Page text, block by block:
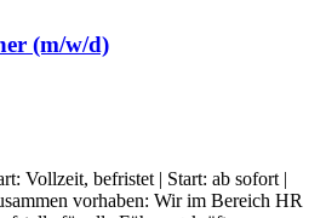
(m/w/d)
Vollzeit, befristet | Start: ab sofort |
vorhaben: Wir im Bereich HR